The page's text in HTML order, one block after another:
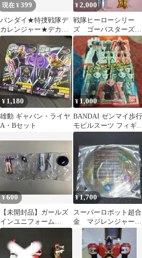
現在 ¥399
バンダイ★特捜戦隊デ
カレンジャー★デカレ
ッド、デカブルー 2体
セット
¥2,000
戦隊ヒーローシリー
ズ ゴーバスターズ・
チダニック タグ付き
ソフビ5体
¥ 1,180
雄動 ギャバン・ライヤ
A・Bセット
¥1,000
BANDAI ゼンマイ歩行
モビルスーツ フィギュ
ア
¥600
【未開封品】ガールズ
インユニフォーム
VOL.4 メイ ジュウレン
ジャー
¥1,700
スーパーロボット超合
金 マジレンジャー
マジキング 付属魔方